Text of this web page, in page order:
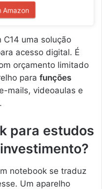
Amazon
C14 uma solução
acesso digital. É
orçamento limitado
para funções
mails, videoaulas e
para estudos
notebook se traduz
Um aparelho